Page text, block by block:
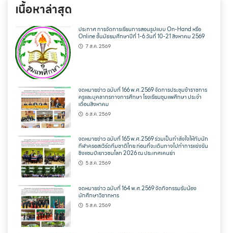
เนื้อหาล่าสุด
ประกาศ การจัดการเรียนการสอนรูปแบบ On-Hand หรือ
Online ชั้นมัธยมศึกษาปีที่ 1-6 วันที่ 10-21 สิงหาคม 2569
7 ส.ค. 2569
จดหมายข่าว ฉบับที่ 166 พ.ศ.2569 จัดการประชุมข้าราชการ
ครูและบุคลากรทางการศึกษา โรงเรียนชุมแพศึกษา ประจำ
เดือนสิงหาคม
6 ส.ค. 2569
จดหมายข่าว ฉบับที่ 165 พ.ศ.2569 ร่วมเป็นกำลังใจให้กับนัก
กีฬาครอสเวิร์ดทีมชาติไทย ก่อนที่จะเดินทางไปทำการแข่งขัน
ชิงแชมป์เยาวชนโลก 2026 ณ ประเทศเคนย่า
5 ส.ค. 2569
จดหมายข่าว ฉบับที่ 164 พ.ศ.2569 จัดกิจกรรมรับน้อง
นักศึกษาวิชาทหาร
5 ส.ค. 2569